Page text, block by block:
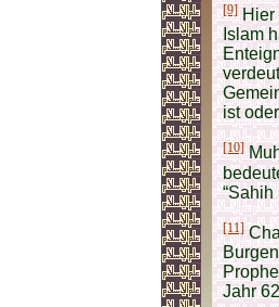
[9]Hier
Islam
ist
[10]
[11]
Jahr